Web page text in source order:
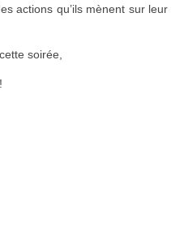
actions qu’ils mènent sur leur
soirée,